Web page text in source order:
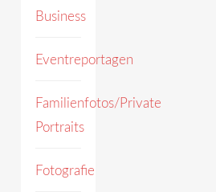
Business
Eventreportagen
Familienfotos/Private
Portraits
Fotografie